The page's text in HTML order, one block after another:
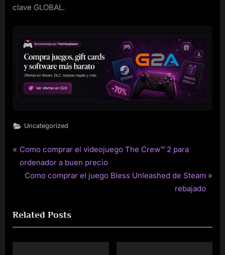
clave GLOBAL.
Uncategorized
Post
navigation
P
r
o
u
s
Como comprar el videojuego The Crew™ 2 para
ordenador a buen precio
N
t
P
o
Como comprar el juego Bless Unleashed de Steam
rebajado
Related Posts